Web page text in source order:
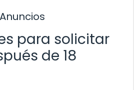
Anuncios
para solicitar
de 18